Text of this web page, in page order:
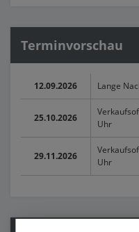
Terminvorschau
12.09.2026 Lange
25.10.2026
Uhr
29.11.2026
Uhr